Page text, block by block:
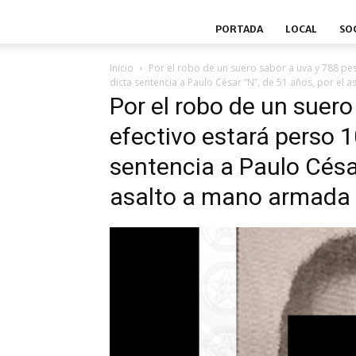
PORTADA LOCAL
Inicio Por el robo de un suero sabor a uva y 788
dicta sentencia a Paulo César “N”, de 51 años, por el
Por el robo de un
efectivo estará perso
sentencia a Paulo
asalto a mano